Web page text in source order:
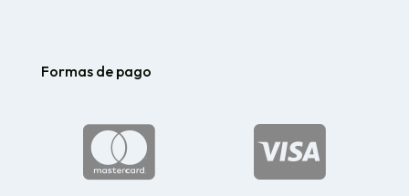
Formas de pago

